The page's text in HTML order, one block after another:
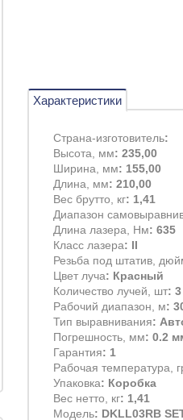
Характеристики
Страна-изготовитель:
Высота, мм: 235,00
Ширина, мм: 155,00
Длина, мм: 210,00
Вес брутто, кг: 1,41
Диапазон
Длина лазера, Нм: 635
Класс лазера: II
Резьба под штатив,
Цвет луча: Красный
Количество лучей, шт: 3
Рабочий диапазон, м:
Тип выравнивания:
Погрешность, мм: 0.2
Гарантия: 1
Рабочая температура,
Упаковка: Коробка
Вес нетто, кг: 1,41
Модель: DKLL03RB